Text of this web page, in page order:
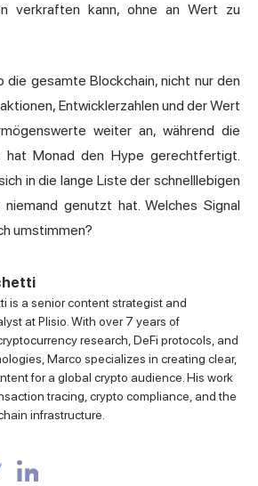
verkraften kann, ohne an Wert zu
die gesamte Blockchain, nicht nur den
Entwicklerzahlen und der Wert
weiter an, während die
hat Monad den Hype gerechtfertigt.
in die lange Liste der schnelllebigen
niemand genutzt hat. Welches Signal
umstimmen?
is a senior content strategist and
at Plisio. With over 7 years of
research, DeFi protocols, and
Marco specializes in creating clear,
for a global crypto audience. His work
tracing, crypto compliance, and the
infrastructure.